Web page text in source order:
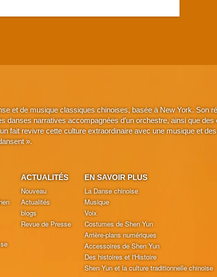
et de musique classiques chinoises, basée à New York. Son
danses narratives accompagnées d’un orchestre, ainsi que
fait revivre cette culture extraordinaire avec une musique et
».
ACTUALITÉS
Nouveau
Actualités
blogs
Revue de Presse
EN SAVOIR PLUS
La Danse chinoise
Musique
Voix
Costumes de Shen Yun
Arrière-plans numériques
Accessoires de Shen Yun
Des histoires et l'Histoire
Shen Yun et la culture traditionnelle chinoise